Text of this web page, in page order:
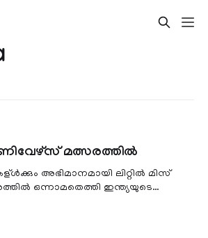
മത്സരത്തില്‍
അഭിമാനമായി ലിറ്റില്‍ മിസ്
ഒന്നാമതെത്തി ഇന്ത്യയുടെ
സ്വന്തമാക്കി.